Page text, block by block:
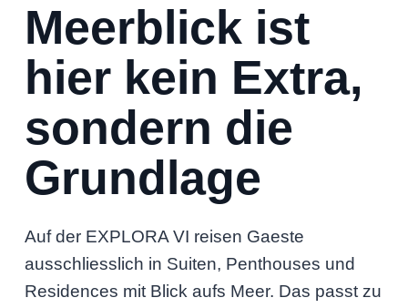
Meerblick ist
hier kein Extra,
sondern die
Grundlage
Auf der EXPLORA VI reisen Gaeste
ausschliesslich in Suiten, Penthouses und
Residences mit Blick aufs Meer. Das passt zu